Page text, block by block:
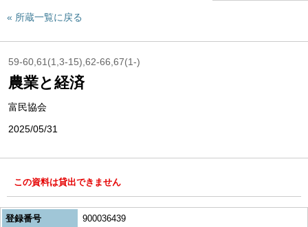
所蔵一覧に戻る
59-60,61(1,3-15),62-66,67(1-)
農業と経済
富民協会
2025/05/31
この資料は貸出できません
登録番号
900036439